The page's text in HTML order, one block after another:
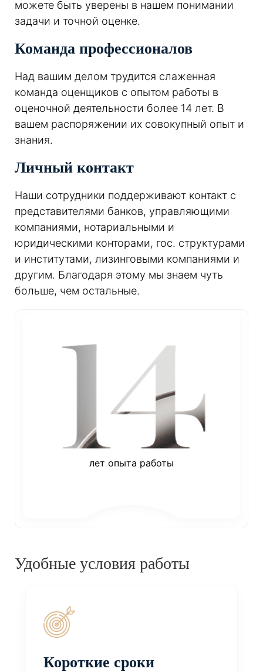
можете быть уверены в нашем понимании
задачи и точной оценке.
Команда профессионалов
Над вашим делом трудится слаженная
команда оценщиков с опытом работы в
оценочной деятельности более 14 лет. В
вашем распоряжении их совокупный опыт и
знания.
Личный контакт
Наши сотрудники поддерживают контакт с
представителями банков, управляющими
компаниями, нотариальными и
юридическими конторами, гос. структурами
и институтами, лизинговыми компаниями и
другим. Благодаря этому мы знаем чуть
больше, чем остальные.
лет опыта работы
Удобные условия работы
Короткие сроки